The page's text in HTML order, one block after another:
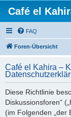
Café el
FAQ
Foren-Übersicht
Café el Kahira –
Diese Richtlinie
Diskussionsforen“
(im Folgenden „der